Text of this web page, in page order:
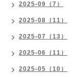
2025-09（7）
2025-08（11）
2025-07（13）
2025-06（11）
2025-05（10）